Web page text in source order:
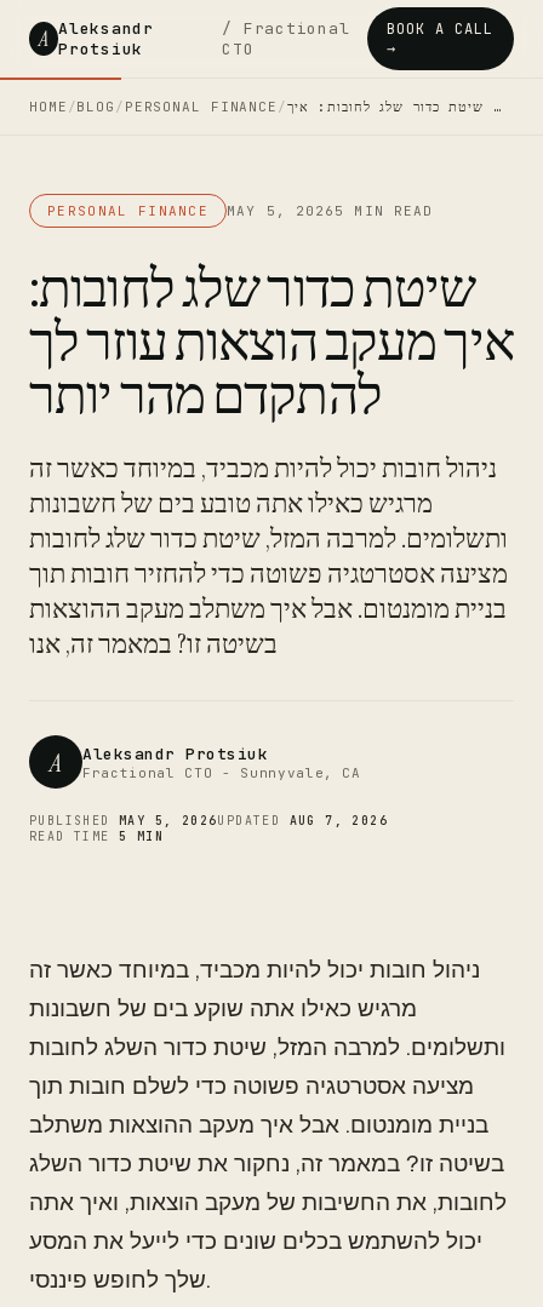
A Aleksandr
Protsiuk
/ Fractional
CTO
BOOK A CALL
→
HOME /BLOG / PERSONAL FINANCE / שיטת כדור שלג לחובות: איך …
PERSONAL FINANCE MAY 5, 2026 5 MIN READ
שיטת כדור שלג לחובות:
איך מעקב הוצאות עוזר לך
להתקדם מהר יותר
ניהול חובות יכול להיות מכביד, במיוחד כאשר זה
מרגיש כאילו אתה טובע בים של חשבונות
ותשלומים. למרבה המזל, שיטת כדור שלג לחובות
מציעה אסטרטגיה פשוטה כדי להחזיר חובות תוך
בניית מומנטום. אבל איך משתלב מעקב ההוצאות
בשיטה זו? במאמר זה, אנו
A Aleksandr Protsiuk
Fractional CTO - Sunnyvale, CA
PUBLISHED MAY 5, 2026UPDATED AUG 7, 2026
READ TIME 5 MIN
ניהול חובות יכול להיות מכביד, במיוחד כאשר זה
מרגיש כאילו אתה שוקע בים של חשבונות
ותשלומים. למרבה המזל, שיטת כדור השלג לחובות
מציעה אסטרטגיה פשוטה כדי לשלם חובות תוך
בניית מומנטום. אבל איך מעקב ההוצאות משתלב
בשיטה זו? במאמר זה, נחקור את שיטת כדור השלג
לחובות, את החשיבות של מעקב הוצאות, ואיך אתה
יכול להשתמש בכלים שונים כדי לייעל את המסע
שלך לחופש פיננסי.